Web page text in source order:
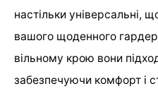
настільки універсальні,
вашого щоденного
вільному крою вони
забезпечуючи комфорт і